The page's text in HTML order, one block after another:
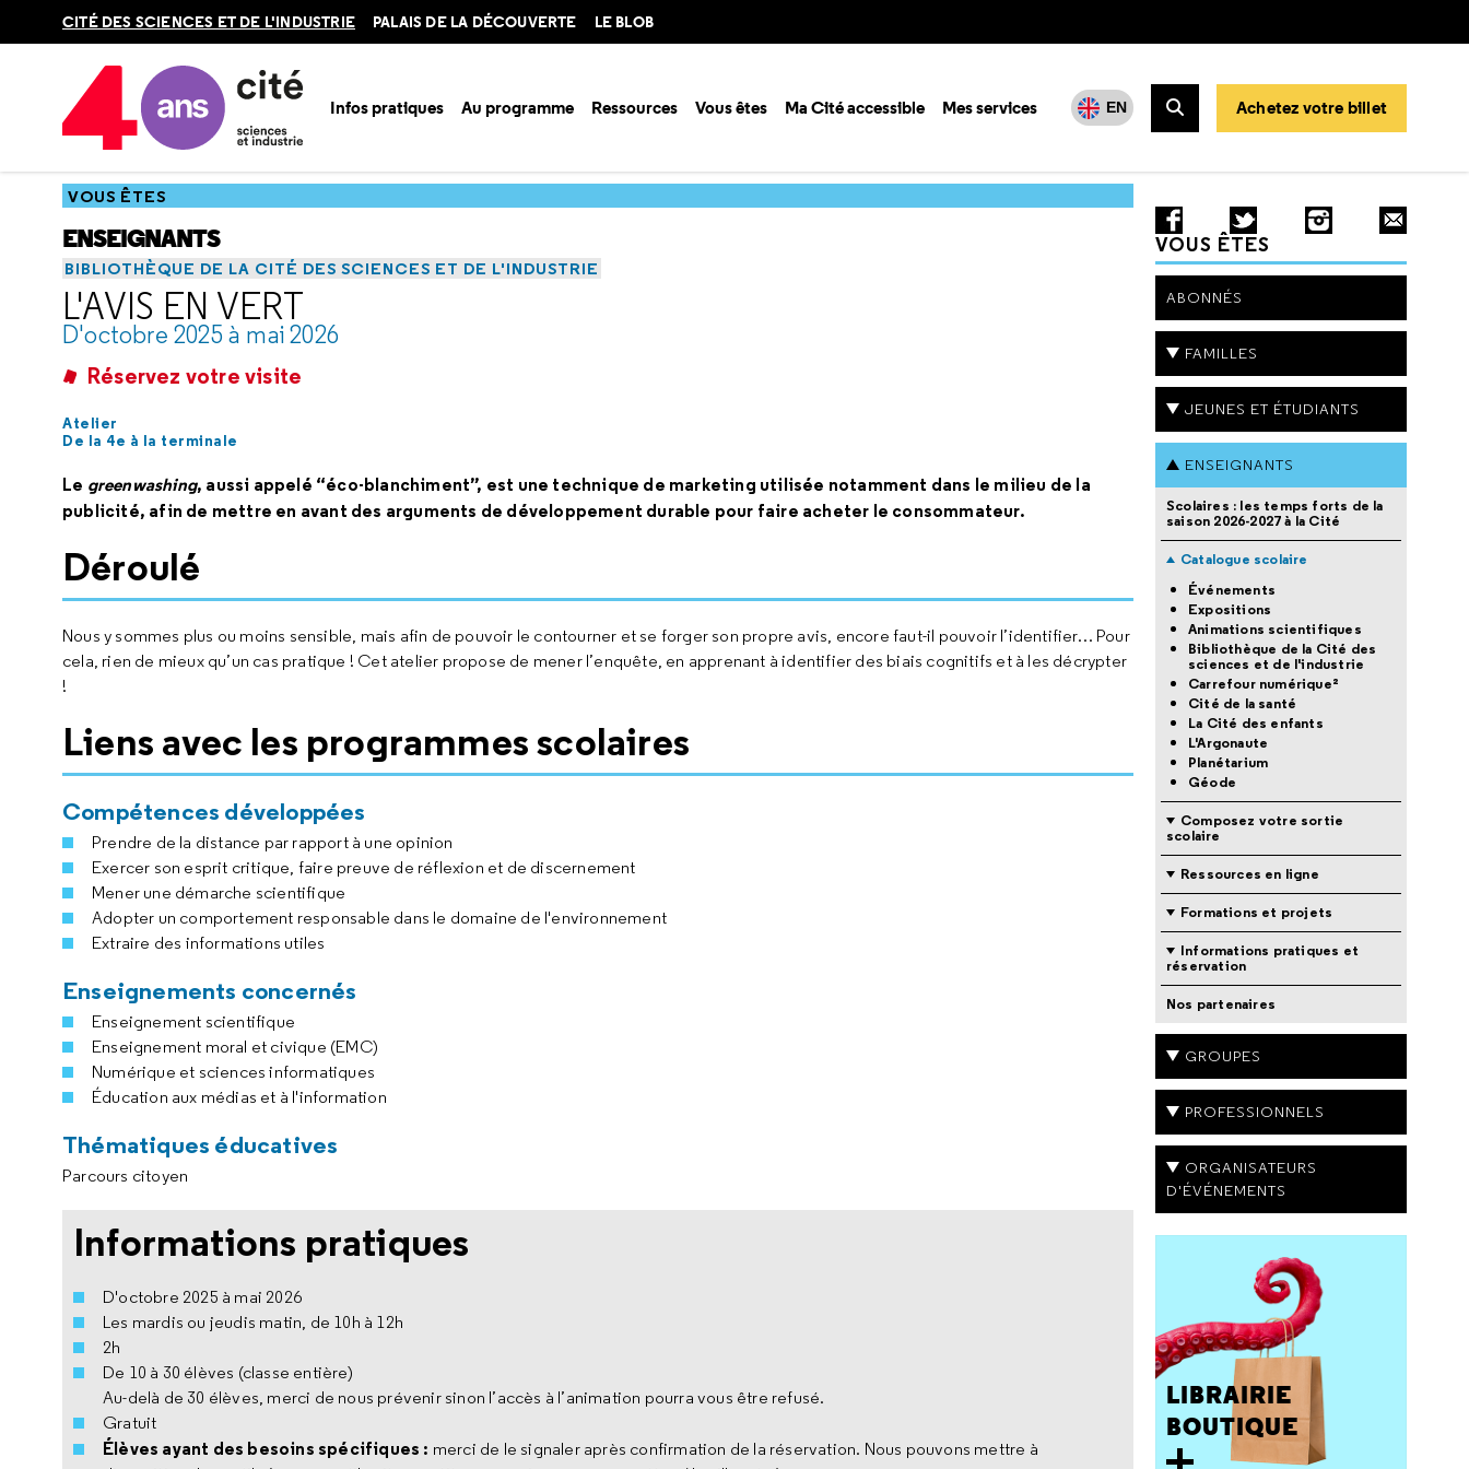
CITÉ DES SCIENCES ET DE L'INDUSTRIE PALAIS DE LA DÉCOUVERTE LE BLOB
Infos pratiques Au programme Ressources Vous êtes Ma Cité accessible Mes services EN
Rechercher
Achetez votre billet
Accueil Vous êtes
VOUS ÊTES
ENSEIGNANTS
BIBLIOTHÈQUE DE LA CITÉ DES SCIENCES ET DE L'INDUSTRIE
L'AVIS EN VERT
D'octobre 2025 à mai 2026
Réservez votre visite
Atelier
De la 4e à la terminale
Le greenwashing, aussi appelé “éco-blanchiment”, est une technique de marketing utilisée notamment dans le milieu de la
publicité, afin de mettre en avant des arguments de développement durable pour faire acheter le consommateur.
Déroulé
Nous y sommes plus ou moins sensible, mais afin de pouvoir le contourner et se forger son propre avis, encore faut-il pouvoir l’identifier… Pour
cela, rien de mieux qu’un cas pratique ! Cet atelier propose de mener l’enquête, en apprenant à identifier des biais cognitifs et à les décrypter
!
Liens avec les programmes scolaires
Compétences développées
Prendre de la distance par rapport à une opinion
Exercer son esprit critique, faire preuve de réflexion et de discernement
Mener une démarche scientifique
Adopter un comportement responsable dans le domaine de l'environnement
Extraire des informations utiles
Enseignements concernés
Enseignement scientifique
Enseignement moral et civique (EMC)
Numérique et sciences informatiques
Éducation aux médias et à l'information
Thématiques éducatives
Parcours citoyen
Informations pratiques
D'octobre 2025 à mai 2026
Les mardis ou jeudis matin, de 10h à 12h
2h
De 10 à 30 élèves (classe entière)
Au-delà de 30 élèves, merci de nous prévenir sinon l’accès à l’animation pourra vous être refusé.
Gratuit
Élèves ayant des besoins spécifiques : merci de le signaler après confirmation de la réservation. Nous pouvons mettre à
VOUS ÊTES
ABONNÉS
FAMILLES
JEUNES ET ÉTUDIANTS
ENSEIGNANTS
Scolaires : les temps forts de la
saison 2026-2027 à la Cité
Catalogue scolaire
Événements
Expositions
Animations scientifiques
Bibliothèque de la Cité des
sciences et de l'industrie
Carrefour numérique²
Cité de la santé
La Cité des enfants
L'Argonaute
Planétarium
Géode
Composez votre sortie
scolaire
Ressources en ligne
Formations et projets
Informations pratiques et
réservation
Nos partenaires
GROUPES
PROFESSIONNELS
ORGANISATEURS
D'ÉVÉNEMENTS
LIBRAIRIE
BOUTIQUE